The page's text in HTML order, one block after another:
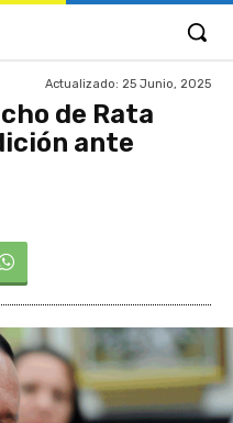
Actualizado: 25 Junio, 2025
de Rata
ante